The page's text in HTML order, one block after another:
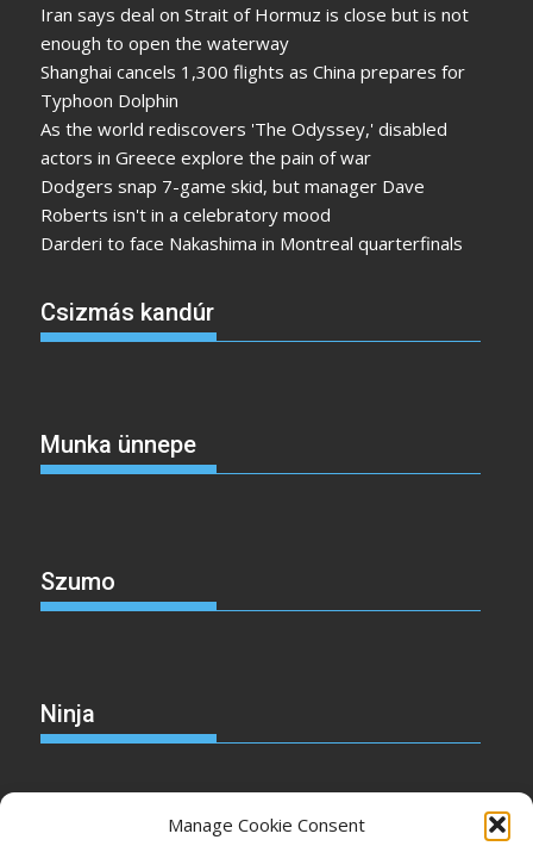
Manage Cookie Consent
Iran says deal on Strait of Hormuz is close but is not
enough to open the waterway
Shanghai cancels 1,300 flights as China prepares for
Typhoon Dolphin
As the world rediscovers 'The Odyssey,' disabled
actors in Greece explore the pain of war
Dodgers snap 7-game skid, but manager Dave
Roberts isn't in a celebratory mood
Darderi to face Nakashima in Montreal quarterfinals
Csizmás kandúr
Munka ünnepe
Szumo
Ninja